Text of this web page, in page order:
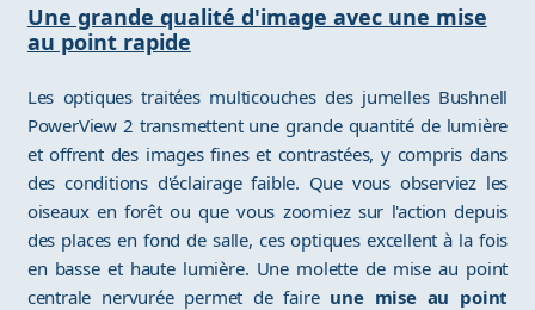
Une grande qualité d'image avec une mise
au point rapide
Les optiques traitées multicouches des jumelles Bushnell
PowerView 2 transmettent une grande quantité de lumière
et offrent des images fines et contrastées, y compris dans
des conditions d'éclairage faible. Que vous observiez les
oiseaux en forêt ou que vous zoomiez sur l'action depuis
des places en fond de salle, ces optiques excellent à la fois
en basse et haute lumière. Une molette de mise au point
centrale nervurée permet de faire une mise au point